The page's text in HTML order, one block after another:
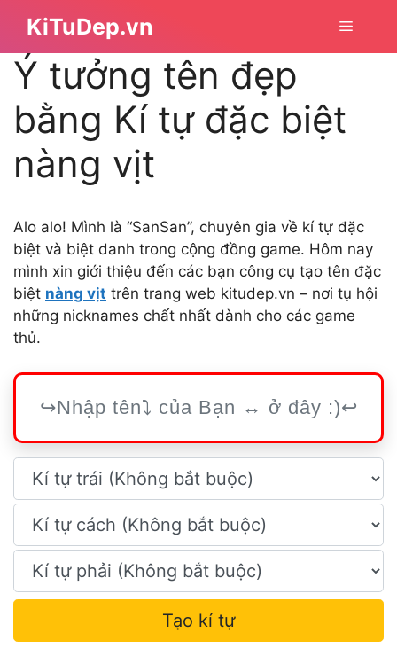
nội
dung
KiTuDep.vn Menu
Ý tưởng tên đẹp
bằng Kí tự đặc biệt
nàng vịt
Alo alo! Mình là “SanSan”, chuyên gia về kí tự đặc
biệt và biệt danh trong cộng đồng game. Hôm nay
mình xin giới thiệu đến các bạn công cụ tạo tên đặc
biệt nàng vịt trên trang web kitudep.vn – nơi tụ hội
những nicknames chất nhất dành cho các game
thủ.
Tạo kí tự